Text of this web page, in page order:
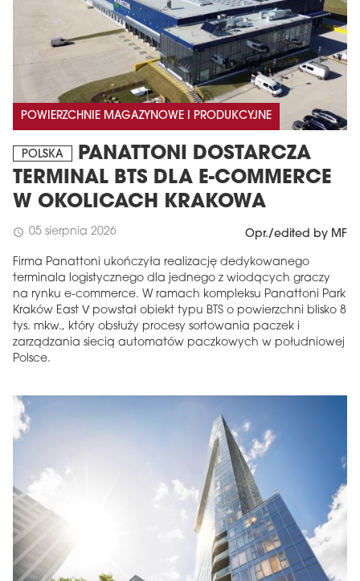
POWIERZCHNIE MAGAZYNOWE I PRODUKCYJNE
POLSKA
PANATTONI DOSTARCZA
TERMINAL BTS DLA E-COMMERCE
W OKOLICACH KRAKOWA
schedule 05 sierpnia 2026 Opr./edited by MF
Firma Panattoni ukończyła realizację dedykowanego
terminala logistycznego dla jednego z wiodących graczy
na rynku e-commerce. W ramach kompleksu Panattoni Park
Kraków East V powstał obiekt typu BTS o powierzchni blisko 8
tys. mkw., który obsłuży procesy sortowania paczek i
zarządzania siecią automatów paczkowych w południowej
Polsce.